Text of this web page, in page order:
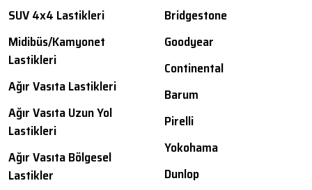
SUV 4x4 Lastikleri
Midibüs/Kamyonet
Lastikleri
Ağır Vasıta Lastikleri
Ağır Vasıta Uzun Yol
Lastikleri
Ağır Vasıta Bölgesel
Lastikler
Bridgestone
Goodyear
Continental
Barum
Pirelli
Yokohama
Dunlop